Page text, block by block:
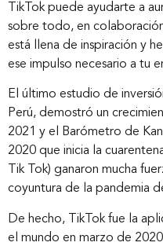
TikTok puede ayudarte a
sobre todo, en
está llena de inspiración y
ese impulso necesario a tu
El último estudio de
Perú, demostró un
2021 y el Barómetro de
2020 que inicia la
Tik Tok) ganaron mucha
coyuntura de la pandemia
De hecho, TikTok fue la
el mundo en marzo de